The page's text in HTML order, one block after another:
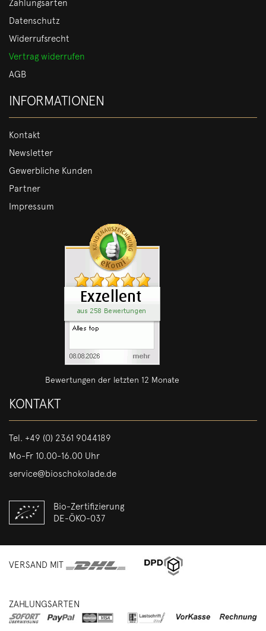
Zahlungsarten
Datenschutz
Widerrufsrecht
Vertrag widerrufen
AGB
INFORMATIONEN
Kontakt
Newsletter
Gewerbliche Kunden
Partner
Impressum
Bewertungen der letzten 12 Monate
KONTAKT
Tel. +49 (0) 2361 9044189
Mo-Fr 10.00-16.00 Uhr
service@bioschokolade.de
Bio-Zertifizierung
DE-ÖKO-037
VERSAND MIT
ZAHLUNGSARTEN